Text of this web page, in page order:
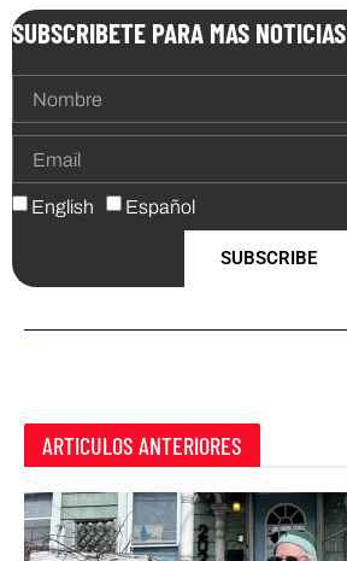
SUBSCRIBETE PARA MAS NOTICIAS
English Español
SUBSCRIBE
ARTICULOS ANTERIORES